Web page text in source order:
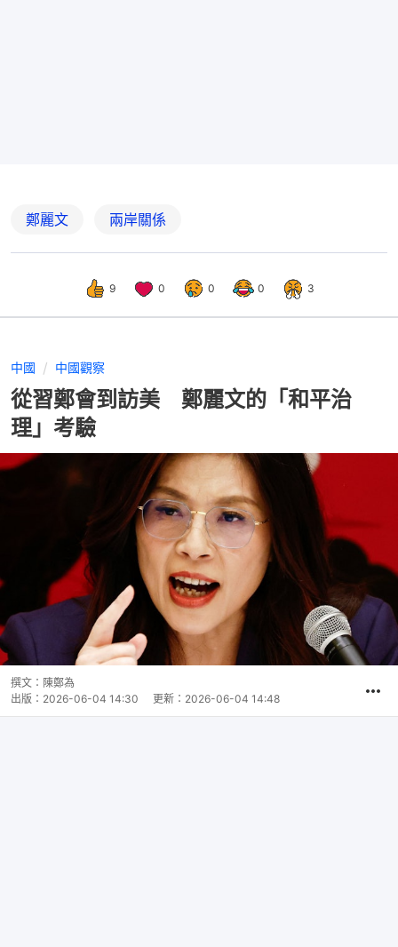
鄭麗文 兩岸關係
9 0 0 0 3
中國 中國觀察
從習鄭會到訪美 鄭麗文的「和平治
理」考驗
撰文： 陳鄭為
出版： 2026-06-04 14:30 更新： 2026-06-04 14:48